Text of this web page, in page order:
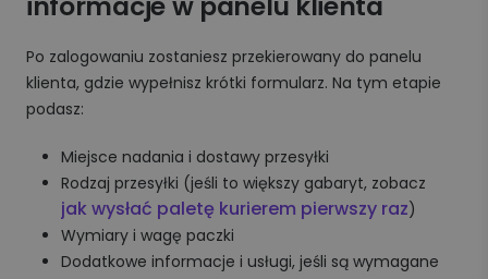
Po zalogowaniu zostaniesz przekierowany do panelu
klienta, gdzie wypełnisz krótki formularz. Na tym etapie
podasz:
Miejsce nadania i dostawy przesyłki
Rodzaj przesyłki (jeśli to większy gabaryt, zobacz
jak wysłać paletę kurierem pierwszy raz)
Wymiary i wagę paczki
Dodatkowe informacje i usługi, jeśli są wymagane